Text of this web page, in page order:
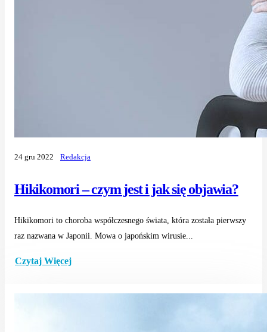
Hikikomori – czym jest i jak się objawia?
24 gru 2022 Redakcja
Hikikomori to choroba współczesnego świata, która została pierwszy
raz nazwana w Japonii. Mowa o japońskim wirusie...
Czytaj Więcej